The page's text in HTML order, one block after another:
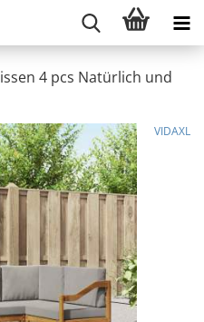
4 pcs Natürlich und
VIDAXL